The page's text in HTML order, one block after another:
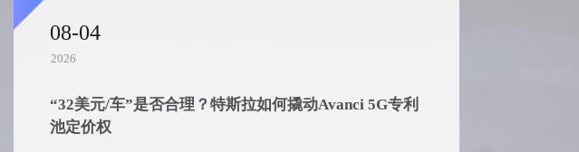
08-04
2026
“32美元/车”是否合理？特斯拉如何撬动Avanci 5G专利
池定价权